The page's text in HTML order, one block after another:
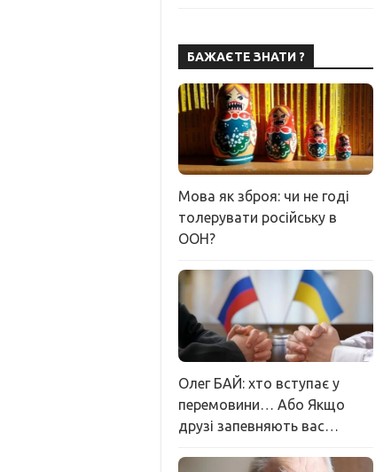
БАЖАЄТЕ ЗНАТИ ?
Мова як зброя: чи не годі
толерувати російську в
ООН?
Олег БАЙ: хто вступає у
перемовини… Або Якщо
друзі запевняють вас…